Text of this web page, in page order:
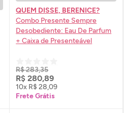
QUEM DISSE, BERENICE?
Combo Presente Sempre
Desobediente: Eau De Parfum
+ Caixa de Presenteável
R$ 283,35
R$ 280,89
10x R$ 28,09
Frete Grátis